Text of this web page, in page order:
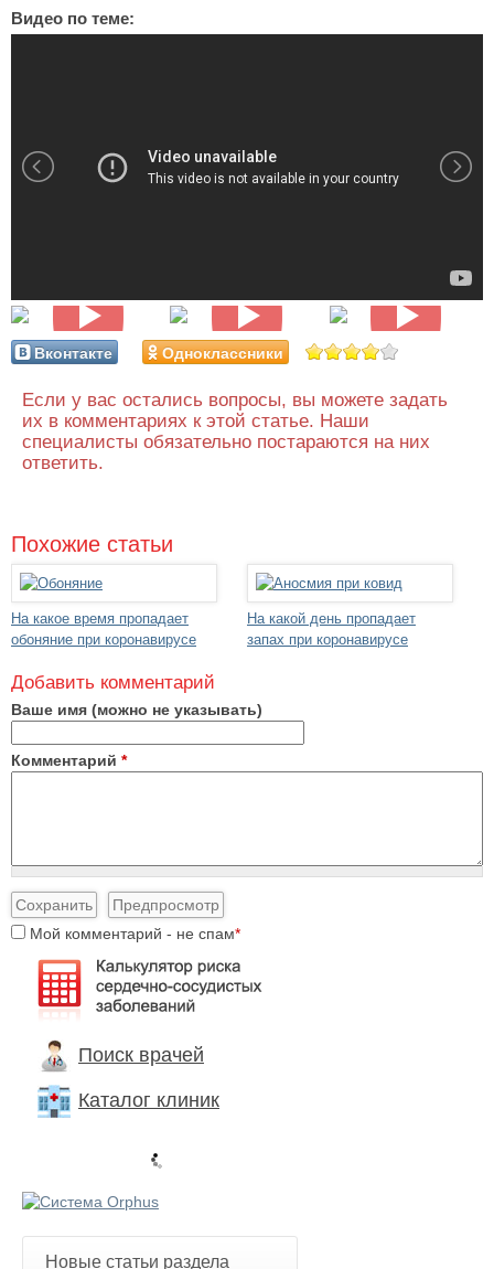
Видео по теме:
Вконтакте Одноклассники
Если у вас остались вопросы, вы можете задать
их в комментариях к этой статье. Наши
специалисты обязательно постараются на них
ответить.
Похожие статьи
На какое время пропадает
обоняние при коронавирусе
На какой день пропадает
запах при коронавирусе
Добавить комментарий
Ваше имя (можно не указывать)
Комментарий *
Мой комментарий - не спам*
Поиск врачей
Каталог клиник
Новые статьи раздела